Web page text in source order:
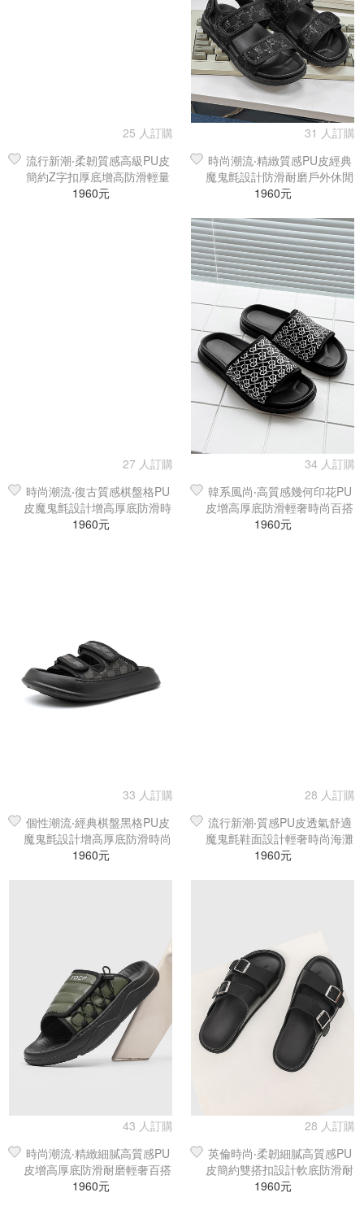
25 人訂購
流行新潮‧柔韌質感高級PU皮
簡約Z字扣厚底增高防滑輕量
百搭涼拖鞋
1960元
31 人訂購
時尚潮流‧精緻質感PU皮經典
魔鬼氈設計防滑耐磨戶外休閒
海灘鞋／涼鞋／拖鞋
1960元
27 人訂購
時尚潮流‧復古質感棋盤格PU
皮魔鬼氈設計增高厚底防滑時
尚海灘鞋／涼鞋／拖鞋
1960元
34 人訂購
韓系風尚‧高質感幾何印花PU
皮增高厚底防滑輕奢時尚百搭
海灘鞋／拖鞋
1960元
33 人訂購
個性潮流‧經典棋盤黑格PU皮
魔鬼氈設計增高厚底防滑時尚
海灘鞋／涼鞋／拖鞋
1960元
28 人訂購
流行新潮‧質感PU皮透氣舒適
魔鬼氈鞋面設計輕奢時尚海灘
鞋／涼鞋／拖鞋
1960元
43 人訂購
時尚潮流‧精緻細膩高質感PU
皮增高厚底防滑耐磨輕奢百搭
休閒沙灘鞋／涼鞋／拖鞋
1960元
28 人訂購
英倫時尚‧柔韌細膩高質感PU
皮簡約雙搭扣設計軟底防滑耐
磨時尚百搭沙灘鞋／涼鞋／拖
1960元